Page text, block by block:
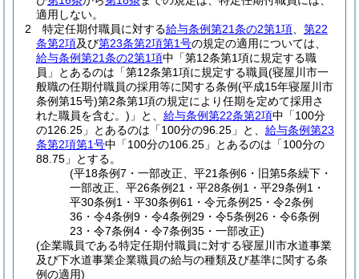
適用しない。
2
特定任期付職員に対する給与条例第21条の2第1項
第22
条第2項及び第23条第2項第1号の規定の適用については、
給与条例第21条の2第1項中「第12条第1項に規定する職
員」とあるのは「第12条第1項に規定する職員(寝屋川市一
般職の任期付職員の採用等に関する条例(平成15年寝屋川市
条例第15号)第2条第1項の規定により任期を定めて採用さ
れた職員を含む。) 」と、 給与条例第22条第2項中「100分
の126.25」とあるのは「100分の96.25」と、 給与条例第23
条第2項第1号中「100分の106.25」とあるのは「100分の
88.75」とする。
(平18条例7・一部改正、平21条例6・旧第5条繰下・
一部改正、平26条例21・平28条例1・平29条例1・
平30条例1・平30条例61・令元条例25・令2条例
36・令4条例9・令4条例29・令5条例26・令6条例
23・令7条例4・令7条例35・一部改正)
(企業職員である特定任期付職員に対する寝屋川市水道事業
及び下水道事業企業職員の給与の種類及び基準に関する条
例の適用)